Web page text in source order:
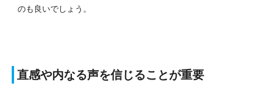
のも良いでしょう。
直感や内なる声を信じることが重要